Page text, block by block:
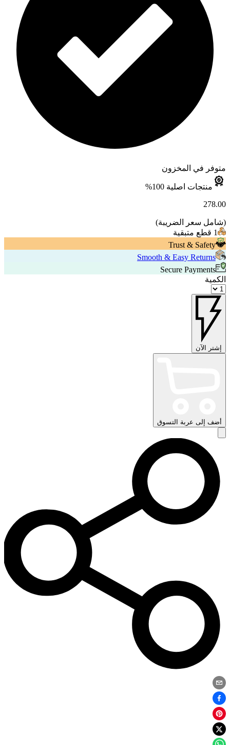
متوفر في المخزون
منتجات اصلية 100%
278.00
(شامل سعر الضريبة)
1 قطع متبقية
Trust & Safety
Smooth & Easy Returns
Secure Payments
الكمية
إشتر الآن
أضف إلى عربة التسوق